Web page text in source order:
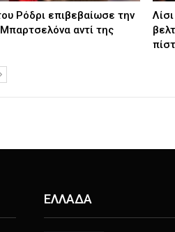
Ρόδρι επιβεβαίωσε την
αντί της
ΕΛΛΑΔΑ